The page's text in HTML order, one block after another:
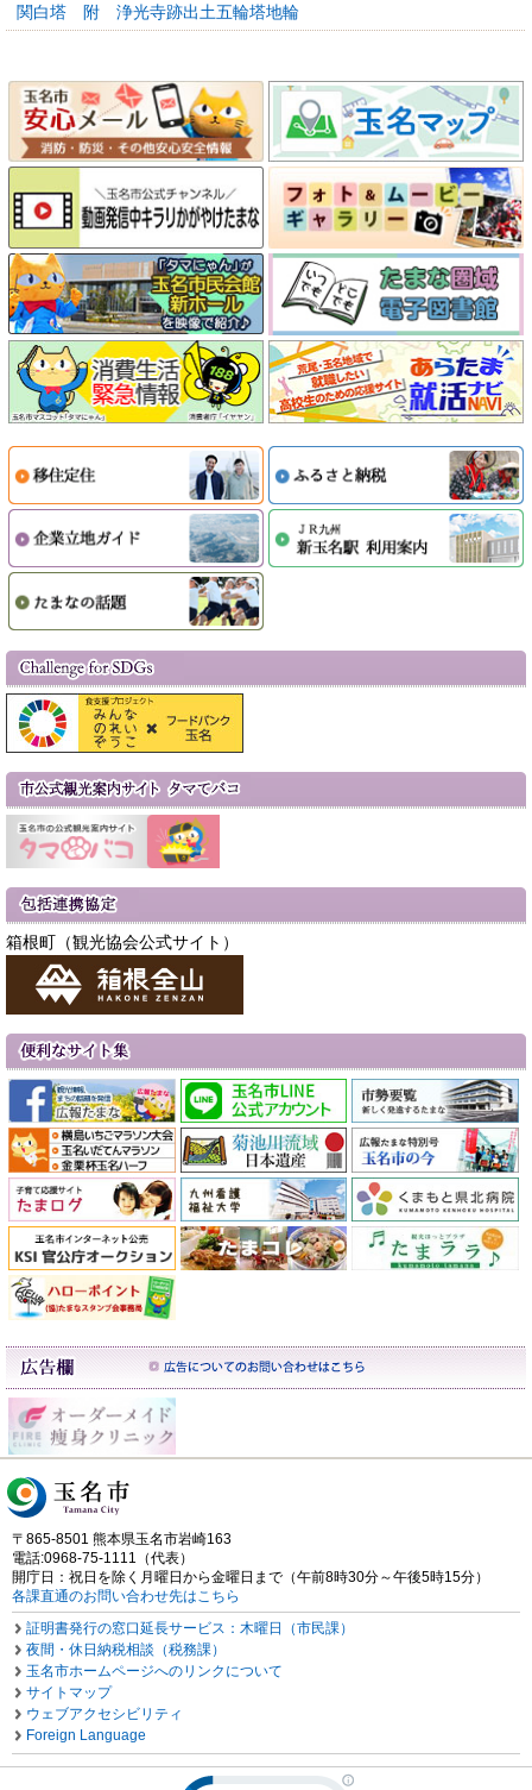
関白塔 附 浄光寺跡出土五輪塔地輪
箱根町（観光協会公式サイト）
〒865-8501 熊本県玉名市岩崎163
電話:0968-75-1111（代表）
開庁日：祝日を除く月曜日から金曜日まで（午前8時30分～午後5時15分）
各課直通のお問い合わせ先はこちら
証明書発行の窓口延長サービス：木曜日（市民課）
夜間・休日納税相談（税務課）
玉名市ホームページへのリンクについて
サイトマップ
ウェブアクセシビリティ
Foreign Language